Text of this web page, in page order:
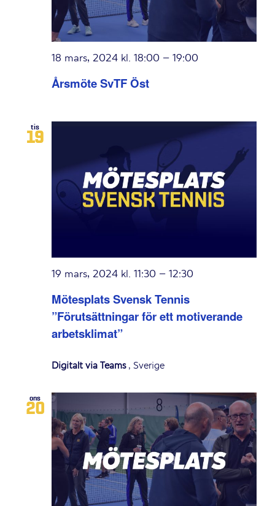
Årsmöte SvTF Öst
18 mars, 2024 kl. 18:00 – 19:00
tis
19
Mötesplats Svensk Tennis
”Förutsättningar för ett motiverande
arbetsklimat”
19 mars, 2024 kl. 11:30 – 12:30
Digitalt via Teams, Sverige
ons
20